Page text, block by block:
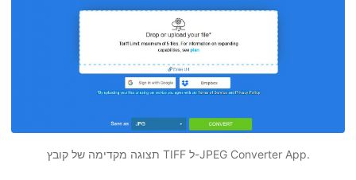
תצוגה מקדימה של קובץ TIFF ל-JPEG Converter App.